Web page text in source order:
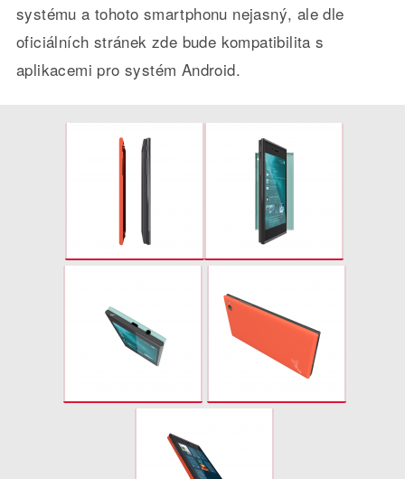
systému a tohoto smartphonu nejasný, ale dle
oficiálních stránek zde bude kompatibilita s
aplikacemi pro systém Android.